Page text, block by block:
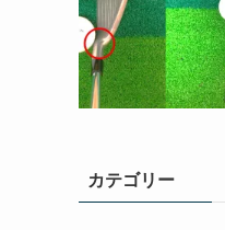
カテゴリー